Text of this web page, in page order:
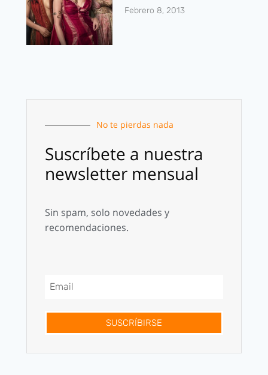
Febrero 8, 2013
No te pierdas nada
Suscríbete a nuestra
newsletter mensual
Sin spam, solo novedades y
recomendaciones.
SUSCRÍBIRSE